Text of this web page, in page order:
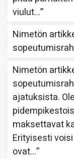
viulut…”
Nimetön
Nimetön
ajatuksista.
maksettavat
Erityisesti
ovat…”